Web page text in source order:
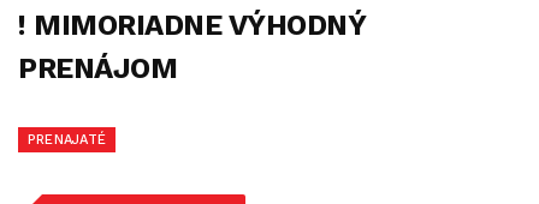
! MIMORIADNE VÝHODNÝ
PRENÁJOM
PRENAJATÉ